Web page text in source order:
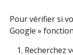
Pour vérifier si
Google »
Recherchez